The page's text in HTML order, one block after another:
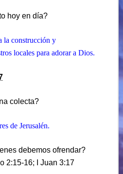
hoy en día?
la construcción y
locales para adorar a Dios.
colecta?
de Jerusalén.
debemos ofrendar?
2:15-16; I Juan 3:17